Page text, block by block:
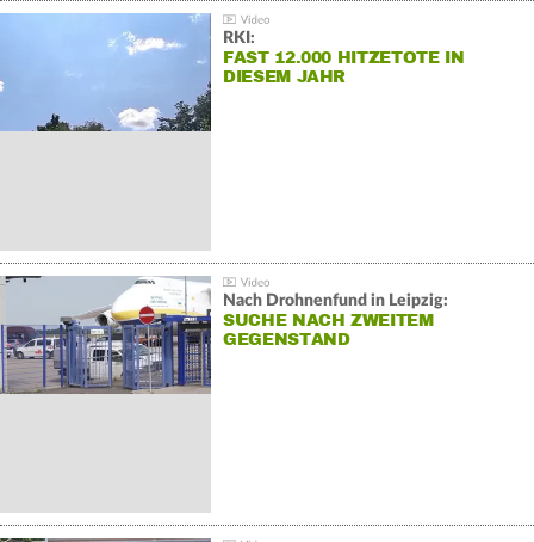
RKI:
FAST 12.000 HITZETOTE IN
DIESEM JAHR
Nach Drohnenfund in Leipzig:
SUCHE NACH ZWEITEM
GEGENSTAND